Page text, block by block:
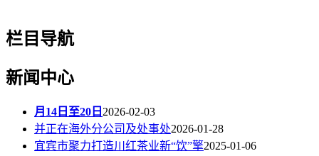
栏目导航
新闻中心
月14日至20日 2026-02-03
并正在海外分公司及处事处2026-01-28
宜宾市聚力打造川红茶业新“饮”擎2025-01-06